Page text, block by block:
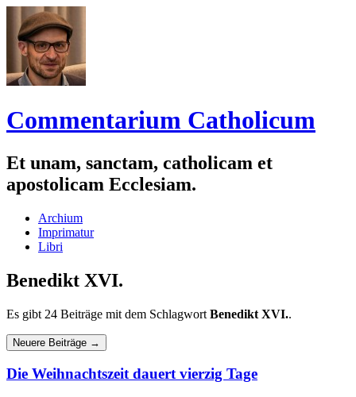
Commentarium Catholicum
Et unam, sanctam, catholicam et
apostolicam Ecclesiam.
Zum
Inhalt
springen
Archium
Imprimatur
Libri
Benedikt XVI.
Es gibt 24 Beiträge mit dem Schlagwort Benedikt XVI..
Navigation
Neuere Beiträge →
Die Weihnachtszeit dauert vierzig Tage